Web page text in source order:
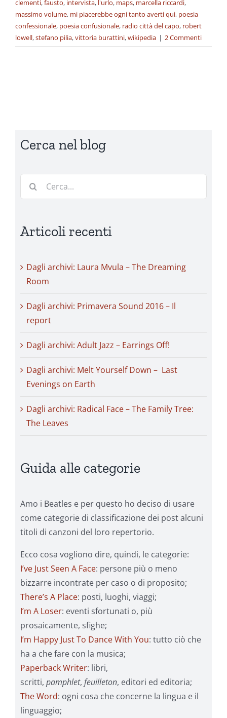
clementi,fausto, intervista, l'urlo, maps, marcella riccardi,
massimo volume, mi piacerebbe ogni tanto averti qui, poesia
confessionale, poesia confusionale, radio città del capo, robert
lowell,stefano pilia,vittoria burattini,wikipedia | 2 Commenti
Cerca nel blog
Cerca
Articoli recenti
Dagli archivi: Laura Mvula – The Dreaming
Room
Dagli archivi: Primavera Sound 2016 – Il
report
Dagli archivi: Adult Jazz – Earrings Off!
Dagli archivi: Melt Yourself Down – Last
Evenings on Earth
Dagli archivi: Radical Face – The Family Tree:
The Leaves
Guida alle categorie
Amo i Beatles e per questo ho deciso di usare
come categorie di classificazione dei post alcuni
titoli di canzoni del loro repertorio.
Ecco cosa vogliono dire, quindi, le categorie:
I’ve Just Seen A Face: persone più o meno
bizzarre incontrate per caso o di proposito;
There’s A Place: posti, luoghi, viaggi;
I’m A Loser: eventi sfortunati o, più
prosaicamente, sfighe;
I’m Happy Just To Dance With You: tutto ciò che
ha a che fare con la musica;
Paperback Writer: libri,
scritti, pamphlet, feuilleton, editori ed editoria;
The Word: ogni cosa che concerne la lingua e il
linguaggio;